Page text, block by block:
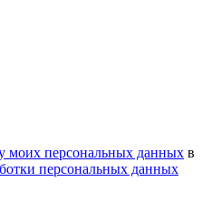
моих персональных данных в
персональных данных